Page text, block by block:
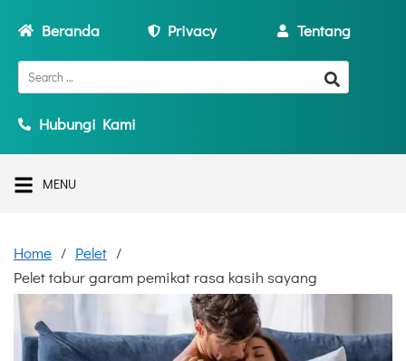
Beranda Privacy Tentang
Hubungi Kami
MENU
Home
Pelet
Pelet tabur garam pemikat rasa kasih sayang